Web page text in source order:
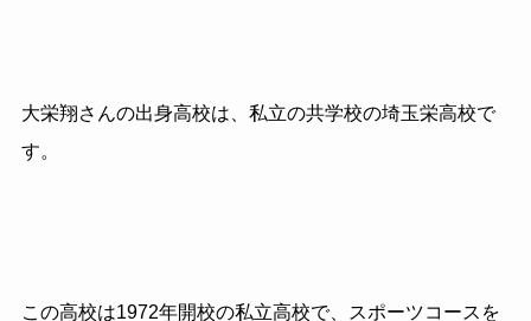
大栄翔さんの出身高校は、私立の共学校の埼玉栄高校で
す。
この高校は1972年開校の私立高校で、スポーツコースを